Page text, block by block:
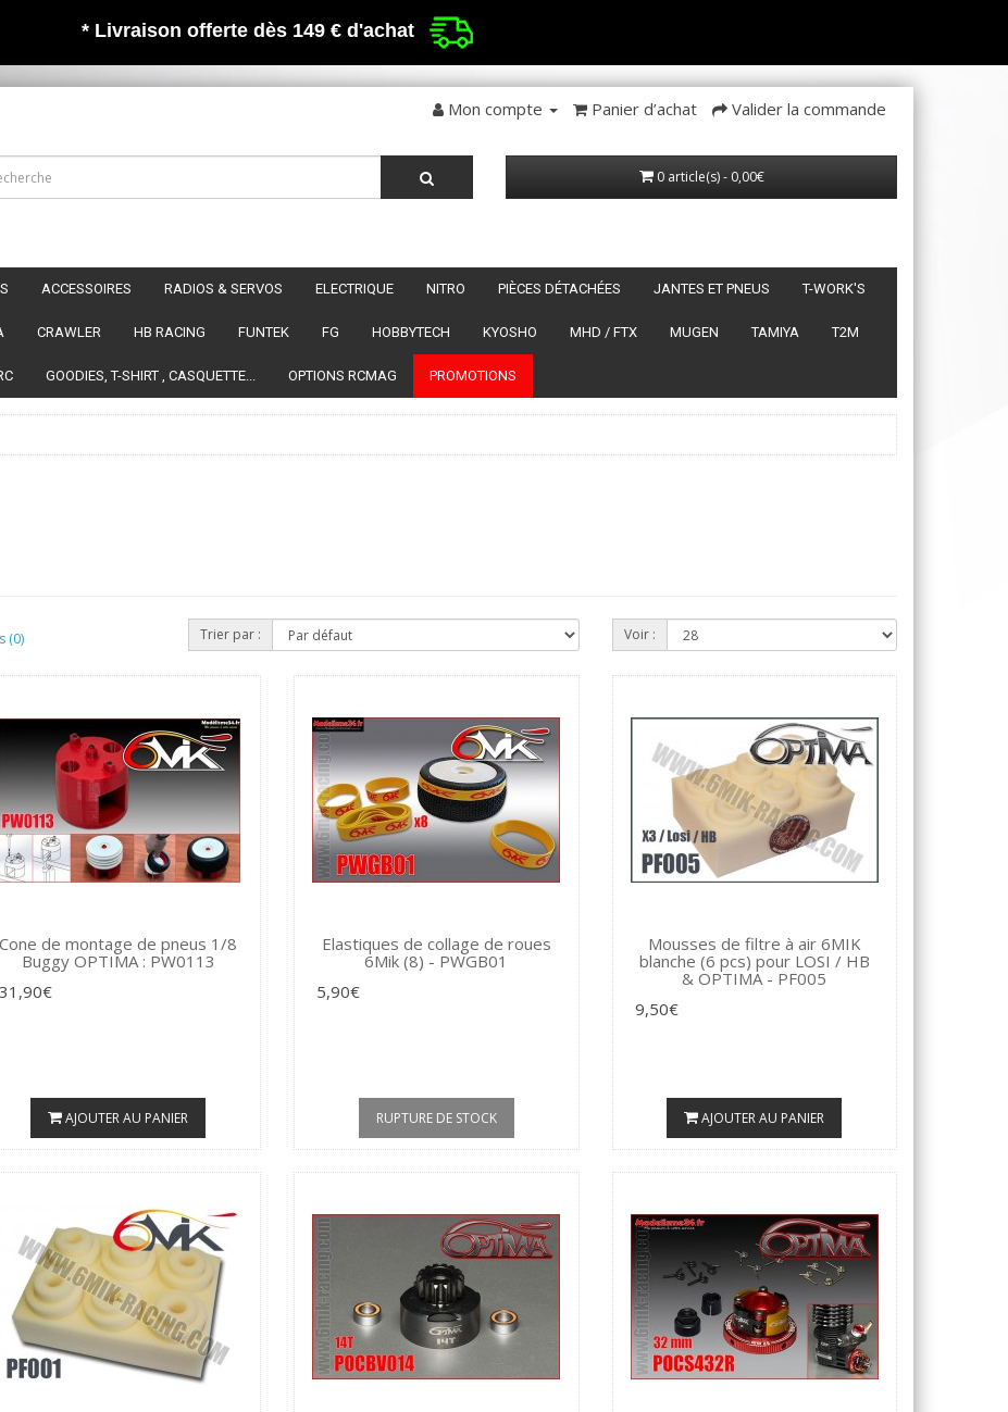
* Livraison offerte dès 149 € d'achat
Mon compte Panier d’achat Valider la commande
0 article(s) - 0,00€
ACCESSOIRES RADIOS & SERVOS ELECTRIQUE NITRO PIÈCES DÉTACHÉES JANTES ET PNEUS T-WORK'S
CRAWLER HB RACING FUNTEK FG HOBBYTECH KYOSHO MHD / FTX MUGEN TAMIYA T2M
GOODIES, T-SHIRT , CASQUETTE... OPTIONS RCMAG PROMOTIONS
(0) Trier par : Voir :
Cone de montage de pneus 1/8
Buggy OPTIMA : PW0113
31,90€
AJOUTER AU PANIER
Elastiques de collage de roues
6Mik (8) - PWGB01
5,90€
RUPTURE DE STOCK
Mousses de filtre à air 6MIK
blanche (6 pcs) pour LOSI / HB
& OPTIMA - PF005
9,50€
AJOUTER AU PANIER